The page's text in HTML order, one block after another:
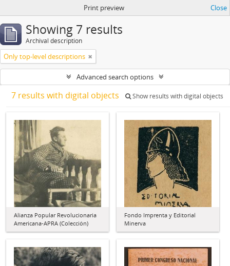
Print preview Close
Showing 7 results
Archival description
Only top-level descriptions
Advanced search options
7 results with digital objects Show results with digital objects
Alianza Popular Revolucionaria
Americana-APRA (Colección)
Fondo Imprenta y Editorial
Minerva